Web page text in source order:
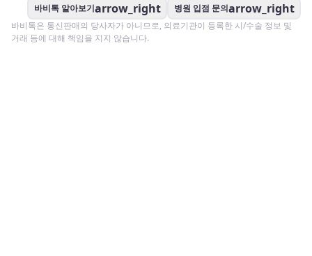
바비톡 알아보기arrow_right 병원 입점 문의arrow_right
바비톡은 통신판매의 당사자가 아니므로, 의료기관이 등록한 시/수술 정보 및
거래 등에 대해 책임을 지지 않습니다.